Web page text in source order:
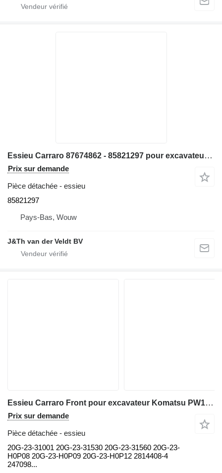
Essieu Carraro 87674862 - 85821297 pour excavateur New Holland LB115B LB115CP B115 LB115 B115B B115T3
Prix sur demande
Pièce détachée - essieu
85821297
Pays-Bas, Wouw
J&Th van der Veldt BV
Essieu Carraro Front pour excavateur Komatsu PW160-7H
Prix sur demande
Pièce détachée - essieu
20G-23-31001 20G-23-31530 20G-23-31560 20G-23-
H0P08 20G-23-H0P09 20G-23-H0P12 2814408-4
247098...